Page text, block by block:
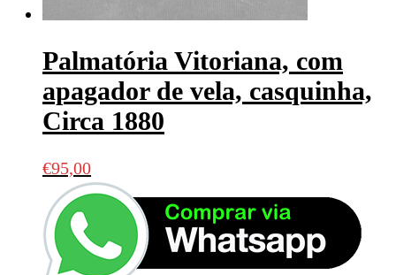
Palmatória Vitoriana, com
apagador de vela, casquinha,
Circa 1880
€95,00